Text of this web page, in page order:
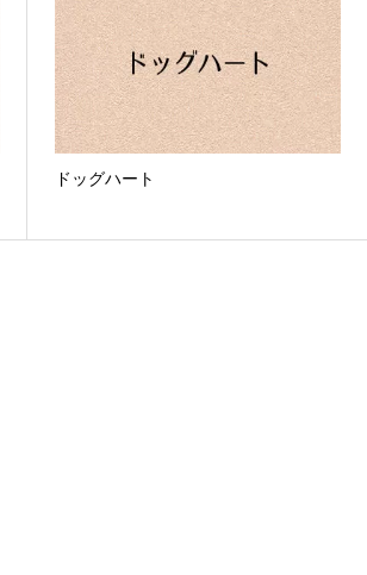
ドッグハート